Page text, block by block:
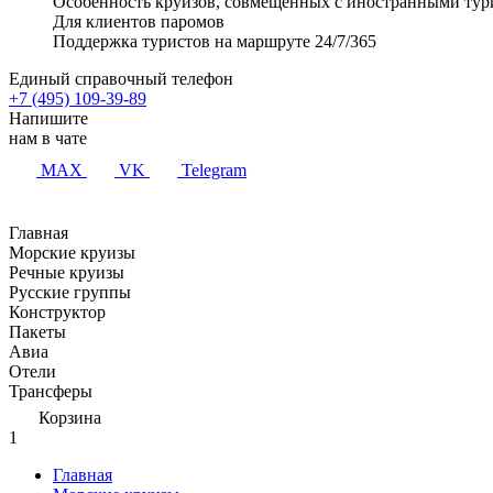
Для клиентов паромов
Поддержка туристов на маршруте 24/7/365
Единый справочный телефон
+7 (495) 109-39-89
Напишите
нам в чате
MAX
VK Telegram
Главная
Морские круизы
Речные круизы
Русские группы
Конструктор
Пакеты
Авиа
Отели
Трансферы
Корзина
1
Главная